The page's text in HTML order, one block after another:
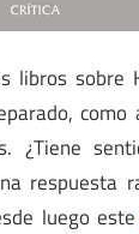
libros sobre
como
¿Tiene
respuesta
luego este